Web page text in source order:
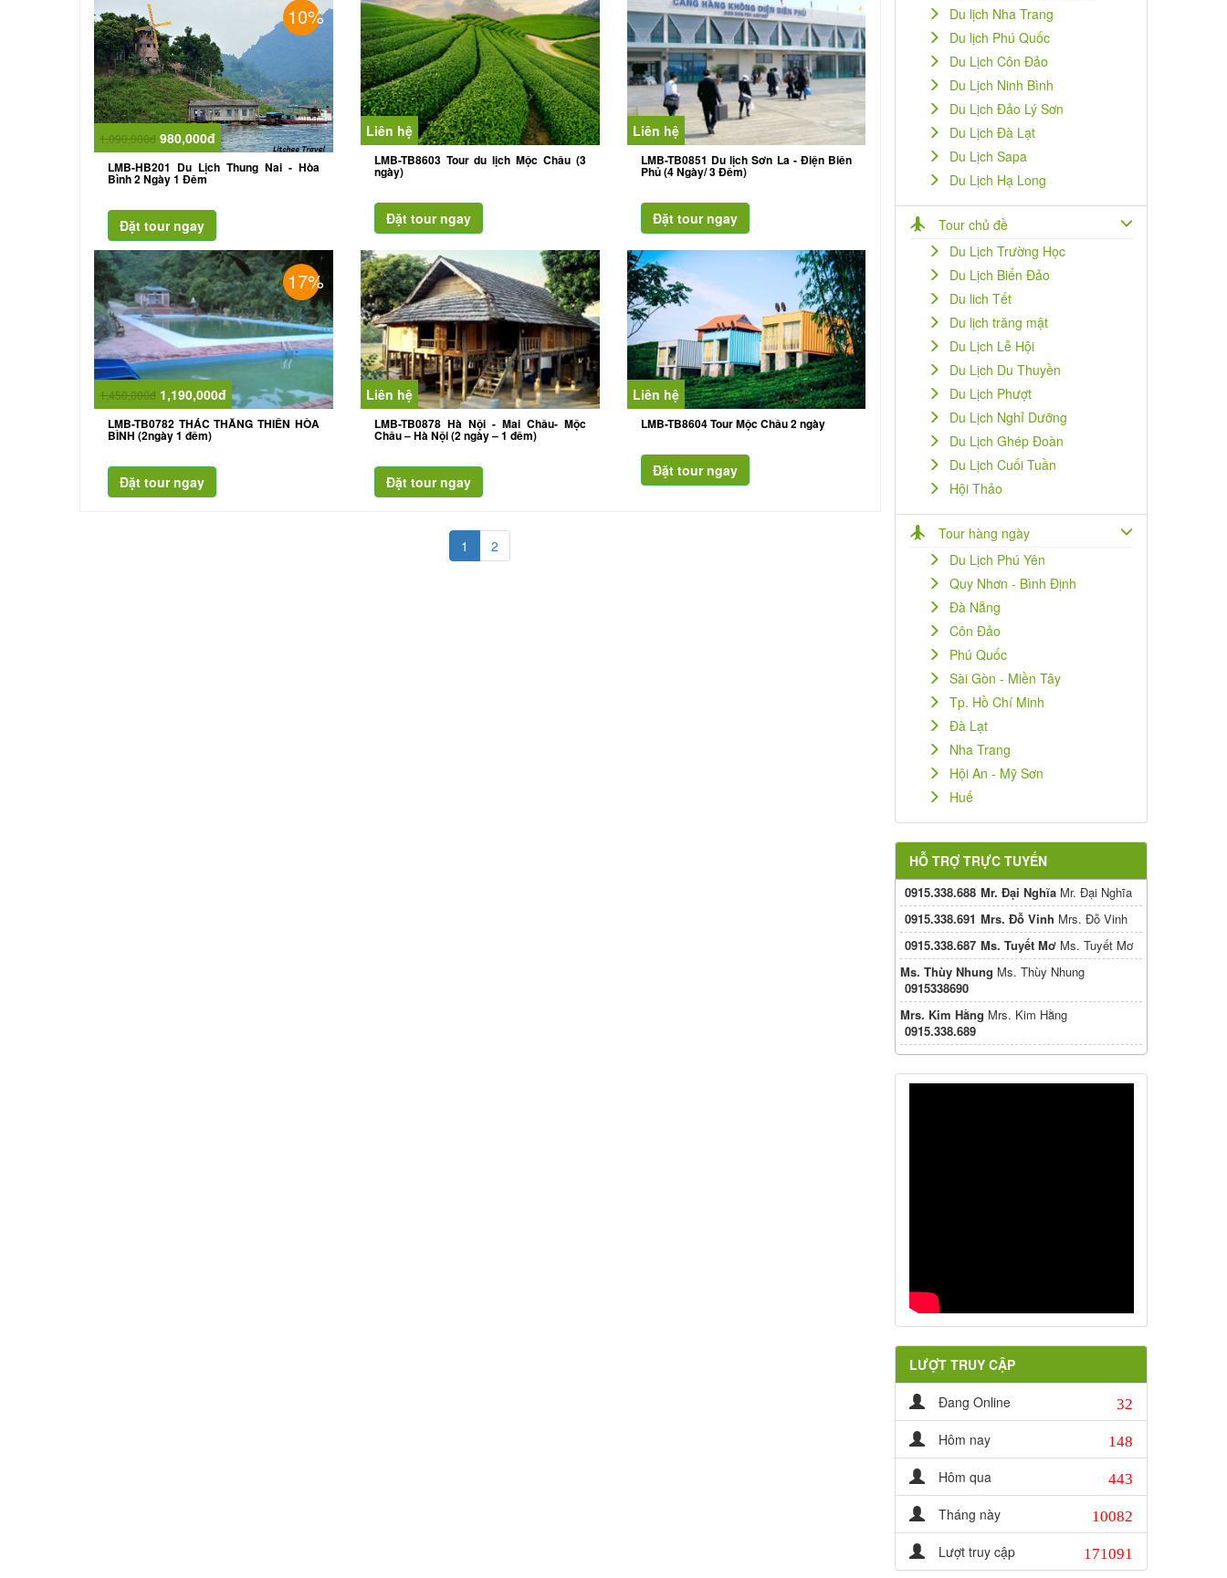
10%
1,090,000đ 980,000đ
LMB-HB201 Du Lịch Thung Nai - Hòa
Bình 2 Ngày 1 Đêm
Liên hệ
LMB-TB8603 Tour du lịch Mộc Châu (3
ngày)
Liên hệ
LMB-TB0851 Du lịch Sơn La - Điện Biên
Phủ (4 Ngày/ 3 Đêm)
17%
1,450,000đ 1,190,000đ
LMB-TB0782 THÁC THĂNG THIÊN HÒA
BÌNH (2ngày 1 đêm)
Liên hệ
LMB-TB0878 Hà Nội - Mai Châu- Mộc
Châu – Hà Nội (2 ngày – 1 đêm)
Liên hệ
LMB-TB8604 Tour Mộc Châu 2 ngày
1 2
Du lịch Nha Trang
Du lịch Phú Quốc
Du Lịch Côn Đảo
Du Lịch Ninh Bình
Du Lịch Đảo Lý Sơn
Du Lịch Đà Lạt
Du Lịch Sapa
Du Lịch Hạ Long
Tour chủ đề
Du Lịch Trường Học
Du Lịch Biển Đảo
Du lich Tết
Du lịch trăng mật
Du Lịch Lễ Hội
Du Lịch Du Thuyền
Du Lịch Phượt
Du Lịch Nghỉ Dưỡng
Du Lịch Ghép Đoàn
Du Lịch Cuối Tuần
Hội Thảo
Tour hàng ngày
Du Lịch Phú Yên
Quy Nhơn - Bình Định
Đà Nẵng
Côn Đảo
Phú Quốc
Sài Gòn - Miền Tây
Tp. Hồ Chí Minh
Đà Lạt
Nha Trang
Hội An - Mỹ Sơn
Huế
HỖ TRỢ TRỰC TUYẾN
Mr. Đại NghĩaMr. Đại Nghĩa
0915.338.688
Mrs. Đỗ Vinh Mrs. Đỗ Vinh
0915.338.691
Ms. Tuyết MơMs. Tuyết Mơ
0915.338.687
Ms. Thùy Nhung Ms. Thùy Nhung
0915338690
Mrs. Kim Hằng Mrs. Kim Hằng
0915.338.689
LƯỢT TRUY CẬP
Đang Online 32
Hôm nay 148
Hôm qua 443
Tháng này 10082
Lượt truy cập 171091